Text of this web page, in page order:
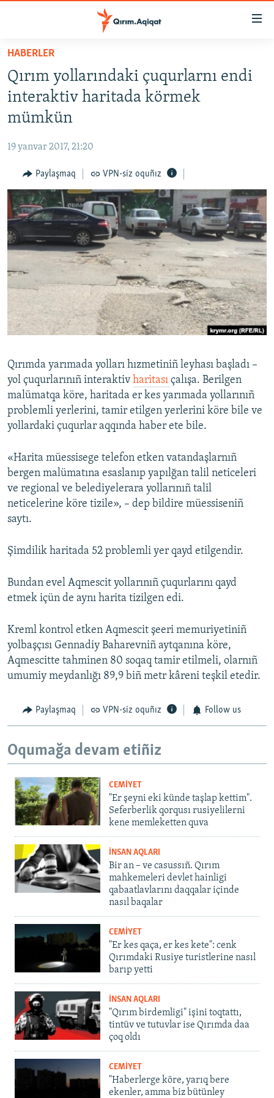
Esas
qaytmaq
Baş
navigatsiyağa
qaytmaq
Qıdıruvğa
qaytmaq
SİYASET
İQTİSADİYAT
MEDENİYET
İNSAN AQLARI
VİDEO
SÜRET
BLOGLAR
Українською
RFE/RS bütün saytları
HABERLER
Qırım yollarındaki çuqurlarnı endi
interaktiv haritada körmek
mümkün
19 yanvar 2017, 21:20
Paylaşmaq VPN-siz oquñız
Qırımda yarımada yolları hızmetiniñ leyhası başladı –
yol çuqurlarınıñ interaktiv haritası çalışa. Berilgen
malümatqa köre, haritada er kes yarımada yollarınıñ
problemli yerlerini, tamir etilgen yerlerini köre bile ve
yollardaki çuqurlar aqqında haber ete bile.
«Harita müessisege telefon etken vatandaşlarnıñ
bergen malümatına esaslanıp yapılğan talil neticeleri
ve regional ve belediyelerara yollarınıñ talil
neticelerine köre tizile», – dep bildire müessiseniñ
saytı.
Şimdilik haritada 52 problemli yer qayd etilgendir.
Bundan evel Aqmescit yollarınıñ çuqurlarını qayd
etmek içün de aynı harita tizilgen edi.
Kreml kontrol etken Aqmescit şeeri memuriyetiniñ
yolbaşçısı Gennadiy Baharevniñ aytqanına köre,
Aqmescitte tahminen 80 soqaq tamir etilmeli, olarnıñ
umumiy meydanlığı 89,9 biñ metr kâreni teşkil etedir.
Paylaşmaq VPN-siz oquñız Follow us
Oqumağa devam etiñiz
CEMİYET
"Er şeyni eki künde taşlap kettim".
Seferberlik qorqusı rusiyelilerni
kene memleketten quva
İNSAN AQLARI
Bir an – ve casussıñ. Qırım
mahkemeleri devlet hainligi
qabaatlavlarını daqqalar içinde
nasıl baqalar
CEMİYET
"Er kes qaça, er kes kete": cenk
Qırımdaki Rusiye turistlerine nasıl
barıp yetti
İNSAN AQLARI
"Qırım birdemligi" işini toqtattı,
tintüv ve tutuvlar ise Qırımda daa
çoq oldı
CEMİYET
"Haberlerge köre, yarıq bere
ekenler, amma biz bütünley